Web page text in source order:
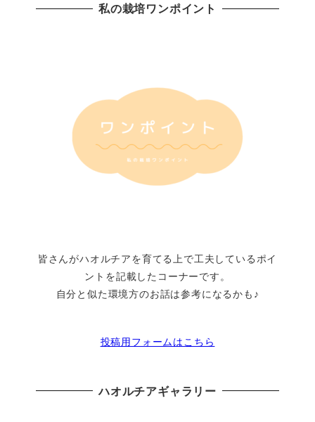
私の栽培ワンポイント
皆さんがハオルチアを育てる上で工夫しているポイ
ントを記載したコーナーです。
自分と似た環境方のお話は参考になるかも♪
投稿用フォームはこちら
ハオルチアギャラリー